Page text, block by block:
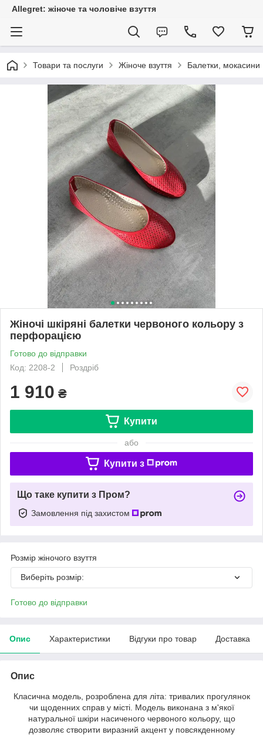
Allegret: жіноче та чоловіче взуття
Товари та послуги Жіноче взуття Балетки, мокасини
Жіночі шкіряні балетки червоного кольору з
перфорацією
Готово до відправки
Код: 2208-2
Роздріб
1 910 ₴
Купити
або
Купити з
Що таке купити з Пром?
Замовлення під захистом
Розмір жіночого взуття
Виберіть розмір:
Готово до відправки
Опис Характеристики Відгуки про товар Доставка
Опис
Класична модель, розроблена для літа: тривалих прогулянок
чи щоденних справ у місті. Модель виконана з м'якої
натуральної шкіри насиченого червоного кольору, що
дозволяє створити виразний акцент у повсякденному